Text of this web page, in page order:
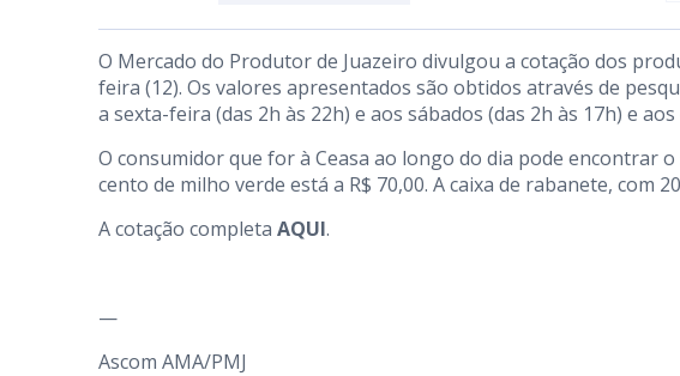
O Mercado do Produtor de Juazeiro divulgou a cotação dos
feira (12). Os valores apresentados são obtidos através de
a sexta-feira (das 2h às 22h) e aos sábados (das 2h às 17h) e
O consumidor que for à Ceasa ao longo do dia pode encontrar o
cento de milho verde está a R$ 70,00. A caixa de rabanete, com
A cotação completa AQUI.
—
Ascom AMA/PMJ